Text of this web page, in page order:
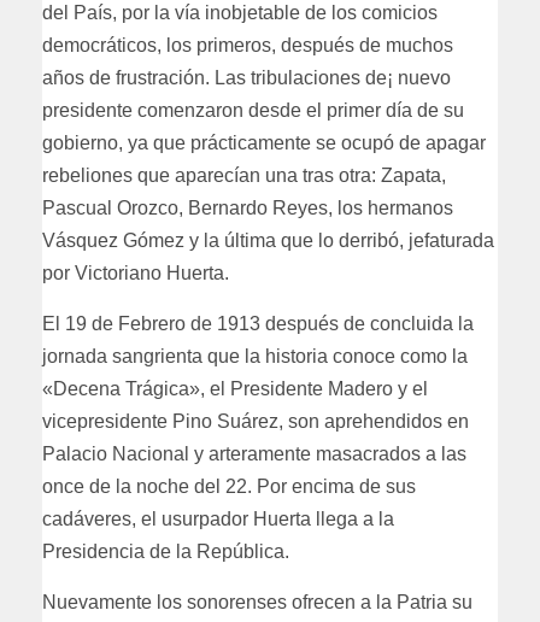
del País, por la vía inobjetable de los comicios
democráticos, los primeros, después de muchos
años de frustración. Las tribulaciones de¡ nuevo
presidente comenzaron desde el primer día de su
gobierno, ya que prácticamente se ocupó de apagar
rebeliones que aparecían una tras otra: Zapata,
Pascual Orozco, Bernardo Reyes, los hermanos
Vásquez Gómez y la última que lo derribó, jefaturada
por Victoriano Huerta.
El 19 de Febrero de 1913 después de concluida la
jornada sangrienta que la historia conoce como la
«Decena Trágica», el Presidente Madero y el
vicepresidente Pino Suárez, son aprehendidos en
Palacio Nacional y arteramente masacrados a las
once de la noche del 22. Por encima de sus
cadáveres, el usurpador Huerta llega a la
Presidencia de la República.
Nuevamente los sonorenses ofrecen a la Patria su